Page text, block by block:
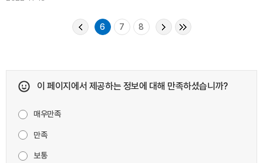
6 7 8
이 페이지에서 제공하는 정보에 대해 만족하셨습니까?
매우만족
만족
보통